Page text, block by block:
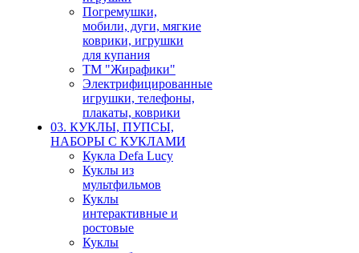
Погремушки,
мобили, дуги, мягкие
коврики, игрушки
для купания
ТМ "Жирафики"
Электрифицированные
игрушки, телефоны,
плакаты, коврики
03. КУКЛЫ, ПУПСЫ,
НАБОРЫ С КУКЛАМИ
Кукла Defa Lucy
Куклы из
мультфильмов
Куклы
интерактивные и
ростовые
Куклы